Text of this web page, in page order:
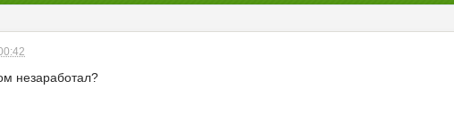
незаработал?